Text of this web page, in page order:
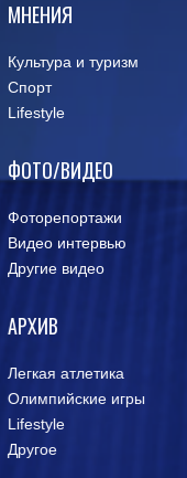
МНЕНИЯ
Культура и туризм
Спорт
Lifestyle
ФОТО/ВИДЕО
Фоторепортажи
Видео интервью
Другие видео
АРХИВ
Легкая атлетика
Олимпийские игры
Lifestyle
Другое